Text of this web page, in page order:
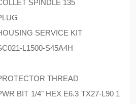
SPINDLE 135
SERVICE KIT
L1500-S45A4H
THREAD
BIT 1/4" HEX E6.3 TX27-L90 1